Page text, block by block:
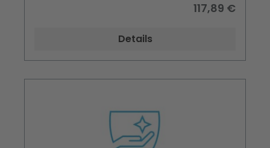
117,89 €
Details